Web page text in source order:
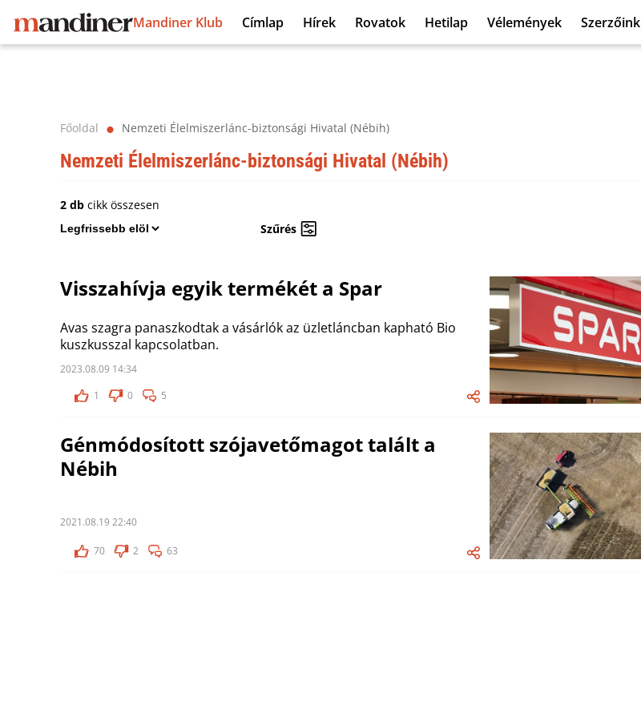
Mandiner Klub Címlap Hírek Rovatok Hetilap Vélemények Szerzőink
Főoldal ⬤ Nemzeti Élelmiszerlánc-biztonsági Hivatal (Nébih)
Nemzeti Élelmiszerlánc-biztonsági Hivatal (Nébih)
2 db cikk összesen
Szűrés
Visszahívja egyik termékét a Spar
Avas szagra panaszkodtak a vásárlók az üzletláncban kapható Bio
kuszkusszal kapcsolatban.
2023.08.09 14:34
1
0 5
Génmódosított szójavetőmagot talált a
Nébih
2021.08.19 22:40
70 2 63